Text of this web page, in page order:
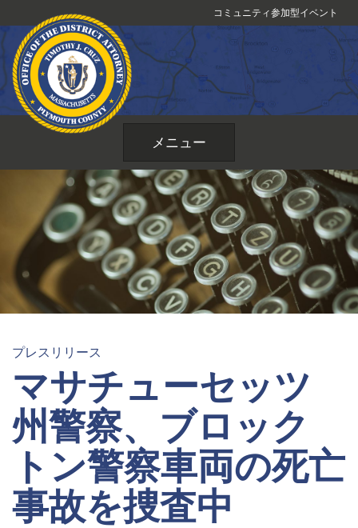
ン
テ
ツ
コミュニティ参加型イベント
メニュー
プレスリリース
マサチューセッツ
州警察、ブロック
トン警察車両の死亡
事故を捜査中